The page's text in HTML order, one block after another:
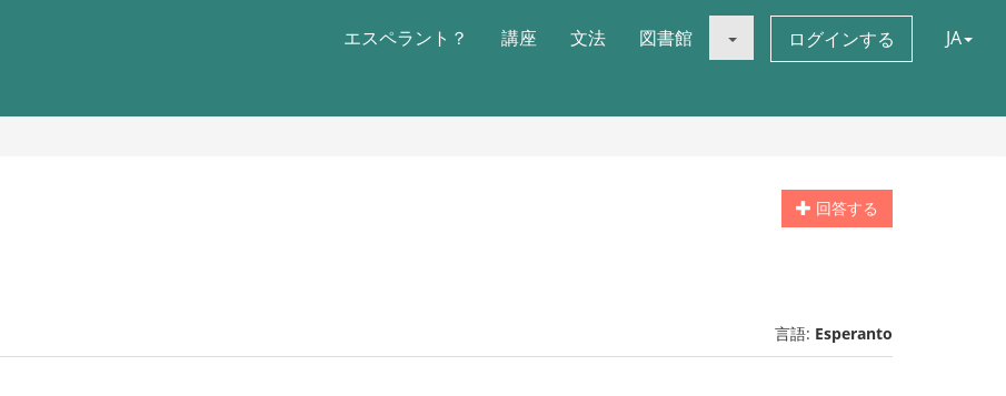
エスペラント？ 講座 文法 図書館 ログインする JA
回答する
言語: Esperanto